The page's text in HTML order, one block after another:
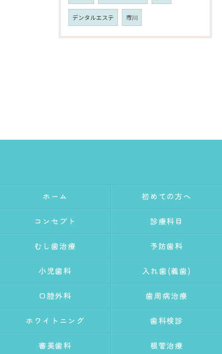
デンタルエステ 市川
ホーム 初めての方へ
コンセプト 診療科目
むし歯治療 予防歯科
小児歯科 入れ歯(義歯)
口腔外科 歯周病治療
ホワイトニング 歯科検診
審美歯科 根管治療